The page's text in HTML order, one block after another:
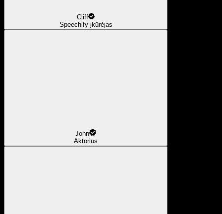
Cliff
Speechify įkūrėjas
John
Aktorius